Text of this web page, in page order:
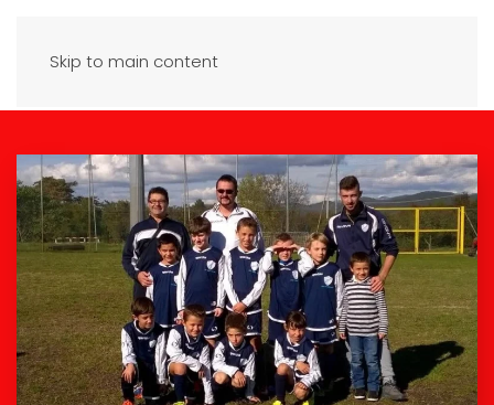
Skip to main content